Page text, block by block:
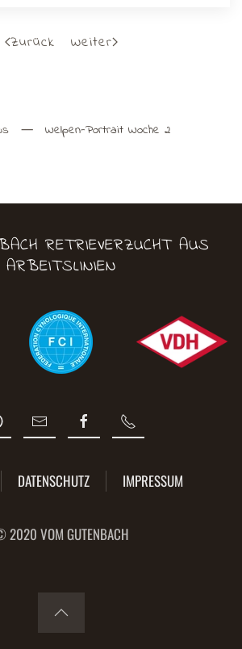
Zurück Weiter
Welpen-Portrait Woche 2
RETRIEVERZUCHT AUS
ARBEITSLINIEN
DATENSCHUTZ IMPRESSUM
2020 VOM GUTENBACH